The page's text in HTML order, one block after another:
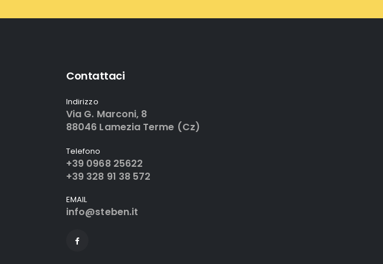
Contattaci
Indirizzo
Via G. Marconi, 8
88046 Lamezia Terme (Cz)
Telefono
+39 0968 25622
+39 328 91 38 572
EMAIL
info@steben.it